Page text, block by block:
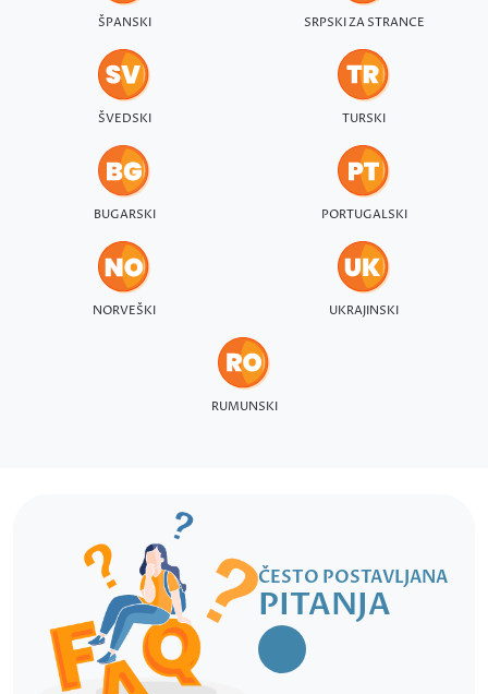
ŠPANSKI SRPSKI ZA STRANCE
ŠVEDSKI TURSKI
BUGARSKI PORTUGALSKI
NORVEŠKI UKRAJINSKI
RUMUNSKI
ČESTO POSTAVLJANA
PITANJA